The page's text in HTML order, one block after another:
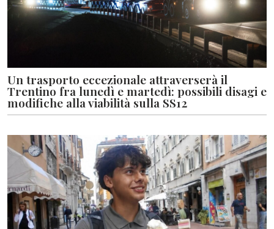
Un trasporto eccezionale attraverserà il
Trentino fra lunedì e martedì: possibili disagi e
modifiche alla viabilità sulla SS12